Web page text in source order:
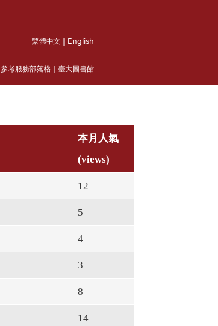
繁體中文 English
參考服務部落格 臺大圖書館
本月人氣
(views)
12
5
4
3
8
14